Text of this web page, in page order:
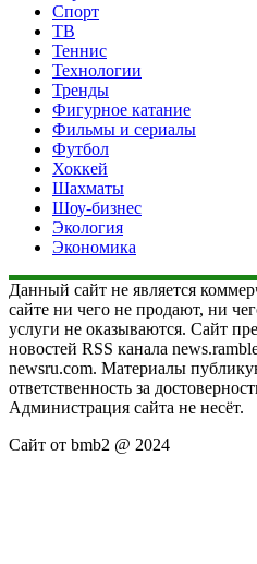
Спорт
ТВ
Теннис
Технологии
Тренды
Фигурное катание
Фильмы и сериалы
Футбол
Хоккей
Шахматы
Шоу-бизнес
Экология
Экономика
Данный сайт не является
сайте ни чего не продают, ни
услуги не оказываются. Сайт
новостей RSS канала
newsru.com. Материалы
ответственность за
Администрация сайта не несёт.
Сайт от bmb2 @ 2024